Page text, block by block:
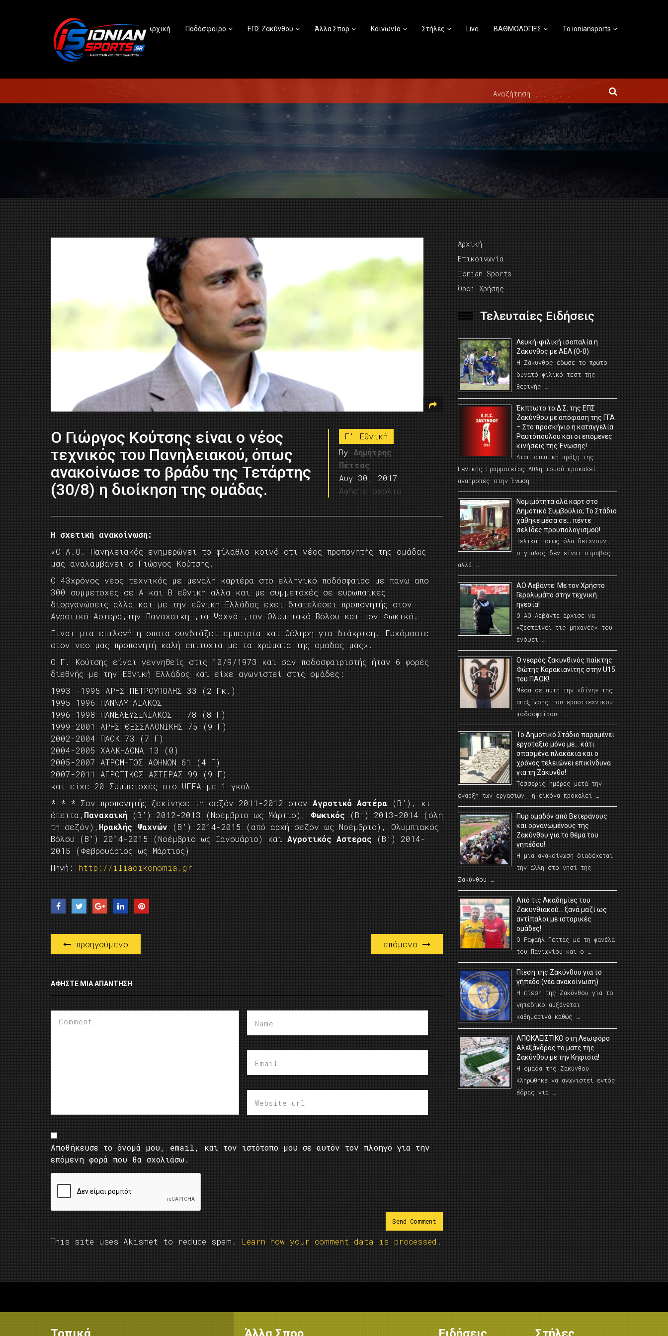
Αρχική Ποδόσφαιρο ΕΠΣ Ζακύνθου Άλλα Σπορ Κοινωνία Στήλες Live ΒΑΘΜΟΛΟΓΙΕΣ Το ioniansports
Ο Γιώργος Κούτσης είναι ο νέος
τεχνικός του Πανηλειακού, όπως
ανακοίνωσε το βράδυ της Τετάρτης
(30/8) η διοίκηση της ομάδας.
Γ' Εθνική
By Δημήτρης
Πέττας
Αυγ 30, 2017
Αφήστε σχόλιο
Η σχετική ανακοίνωση:
«Ο Α.Ο. Πανηλειακός ενημερώνει το φίλαθλο κοινό οτι νέος προπονητής της ομάδας
μας αναλαμβάνει ο Γιώργος Κούτσης.
Ο 43χρόνος νέος τεχνικός με μεγαλη καριέρα στο ελληνικό ποδόσφαιρο με πανω απο
300 συμμετοχές σε Α και Β εθνικη αλλα και με συμμετοχές σε ευρωπαϊκες
διοργανώσεις αλλα και με την εθνικη Ελλάδας εχει διατελέσει προπονητής στον
Αγροτικό Αστερα,την Παναχαικη ,τα Ψαχνά ,τον Ολυμπιακό Βόλου και τον Φωκικό.
Ειναι μια επιλογή η οποια συνδιάζει εμπειρία και θέληση για διάκριση. Ευχόμαστε
στον νεο μας προπονητή καλή επιτυχια με τα χρώματα της ομαδας μας».
Ο Γ. Κούτσης είναι γεννηθείς στις 10/9/1973 και σαν ποδοσφαιριστής ήταν 6 φορές
διεθνής με την Εθνική Ελλάδος και είχε αγωνιστεί στις ομάδες:
1993 -1995 ΑΡΗΣ ΠΕΤΡΟΥΠΟΛΗΣ 33 (2 Γκ.)
1995-1996 ΠΑΝΝΑΥΠΛΙΑΚΟΣ
1996-1998 ΠΑΝΕΛΕΥΣΙΝΙΑΚΟΣ 78 (8 Γ)
1999-2001 ΑΡΗΣ ΘΕΣΣΑΛΟΝΙΚΗΣ 75 (9 Γ)
2002-2004 ΠΑΟΚ 73 (7 Γ)
2004-2005 ΧΑΛΚΗΔΟΝΑ 13 (0)
2005-2007 ΑΤΡΟΜΗΤΟΣ ΑΘΗΝΩΝ 61 (4 Γ)
2007-2011 ΑΓΡΟΤΙΚΟΣ ΑΣΤΕΡΑΣ 99 (9 Γ)
και είχε 20 Συμμετοχές στο UEFA με 1 γκολ
* * * Σαν προπονητής ξεκίνησε τη σεζόν 2011-2012 στον Αγροτικό Αστέρα (Β’), κι
έπειτα, Παναχαική (Β’) 2012-2013 (Νοέμβριο ως Μάρτιο), Φωκικός (Β’) 2013-2014 (όλη
τη σεζόν), Ηρακλής Ψαχνών (Β’) 2014-2015 (από αρχή σεζόν ως Νοέμβριο), Ολυμπιακός
Βόλου (Β’) 2014-2015 (Νοέμβριο ως Ιανουάριο) και Αγροτικός Αστερας (Β’) 2014-
2015 (Φεβρουάριος ως Μάρτιος)
Πηγή: http://iliaoikonomia.gr
προηγούμενο επόμενο
ΑΦΉΣΤΕ ΜΙΑ ΑΠΆΝΤΗΣΗ
Αποθήκευσε το όνομά μου, email, και τον ιστότοπο μου σε αυτόν τον πλοηγό για την
επόμενη φορά που θα σχολιάσω.
This site uses Akismet to reduce spam. Learn how your comment data is processed.
Αρχική
Επικοινωνία
Ionian Sports
Όροι Χρήσης
Τελευταίες Ειδήσεις
Λευκή-φιλική ισοπαλία η
Ζάκυνθος με ΑΕΛ (0-0)
Η Ζάκυνθος έδωσε το πρώτο
δυνατό φιλικό τεστ της
θερινής …
Έκπτωτο το Δ.Σ. της ΕΠΣ
Ζακύνθου με απόφαση της ΓΓΑ
– Στο προσκήνιο η καταγγελία
Ραυτόπουλου και οι επόμενες
κινήσεις της Ένωσης!
Διαπιστωτική πράξη της
Γενικής Γραμματείας Αθλητισμού προκαλεί
ανατροπές στην Ένωση …
Νομιμότητα αλά καρτ στο
Δημοτικό Συμβούλιο; Το Στάδιο
χάθηκε μέσα σε… πέντε
σελίδες προϋπολογισμού!
Τελικά, όπως όλα δείχνουν,
ο γιαλός δεν είναι στραβός…
αλλά …
ΑΟ Λεβάντε: Με τον Χρήστο
Γερολυμάτο στην τεχνική
ηγεσία!
Ο ΑΟ Λεβάντε άρχισε να
«ζεσταίνει τις μηχανές» του
ενόψει …
O νεαρός ζακυνθινός παίκτης
Φώτης Κορακιανίτης στην U15
του ΠΑΟΚ!
Μέσα σε αυτή την «δίνη» της
απαξίωσης του ερασιτεχνικού
ποδοσφαίρου. …
Το Δημοτικό Στάδιο παραμένει
εργοτάξιο μόνο με… κάτι
σπασμένα πλακάκια και ο
χρόνος τελειώνει επικίνδυνα
για τη Ζάκυνθο!
Τέσσερις ημέρες μετά την
έναρξη των εργασιών, η εικόνα προκαλεί …
Πυρ ομαδόν από Βετεράνους
και οργανωμένους της
Ζακύνθου για το θέμα του
γηπέδου!
Η μια ανακοίνωση διαδέχεται
την άλλη στο νησί της
Ζακύνθου …
Από τις Ακαδημίες του
Ζακυνθιακού… ξανά μαζί ως
αντίπαλοι με ιστορικές
ομάδες!
Ο Ραφαήλ Πέττας με τη φανέλα
του Πανιωνίου και ο …
Πίεση της Ζακύνθου για το
γήπεδο (νέα ανακοίνωση)
Η πίεση της Ζακύνθου για το
γηπεδικο αυξάνεται
καθημερινά καθώς …
AΠΟΚΛΕΙΣΤΙΚΟ στη Λεωφόρο
Αλεξάνδρας το ματς της
Ζακύνθου με την Κηφισιά!
Η ομάδα της Ζακύνθου
κληρώθηκε να αγωνιστεί εντός
έδρας για …